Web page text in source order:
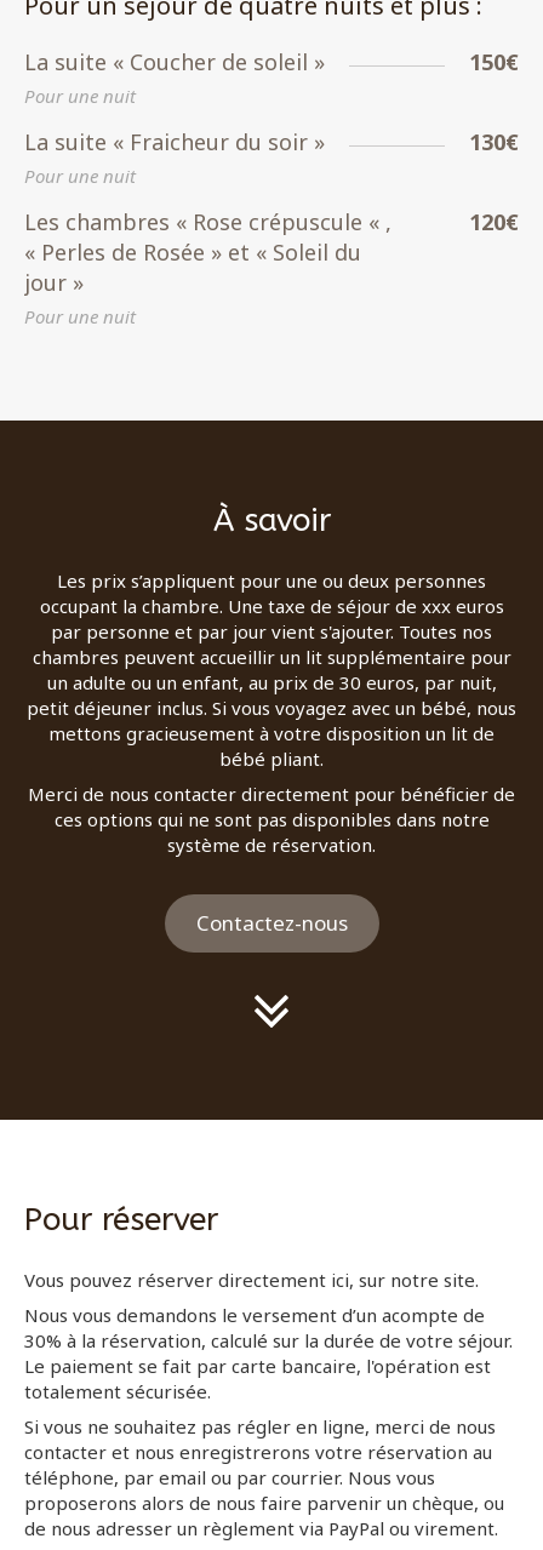
150€
La suite « Coucher de soleil »
Pour une nuit
130€
La suite « Fraicheur du soir »
Pour une nuit
120€
Les chambres « Rose crépuscule « ,
« Perles de Rosée » et « Soleil du
jour »
Pour une nuit
À savoir
Les prix s’appliquent pour une ou deux personnes
occupant la chambre. Une taxe de séjour de xxx euros
par personne et par jour vient s'ajouter. Toutes nos
chambres peuvent accueillir un lit supplémentaire pour
un adulte ou un enfant, au prix de 30 euros, par nuit,
petit déjeuner inclus. Si vous voyagez avec un bébé, nous
mettons gracieusement à votre disposition un lit de
bébé pliant.
Merci de nous contacter directement pour bénéficier de
ces options qui ne sont pas disponibles dans notre
système de réservation.
Contactez-nous
Pour réserver
Vous pouvez réserver directement ici, sur notre site.
Nous vous demandons le versement d’un acompte de
30% à la réservation, calculé sur la durée de votre séjour.
Le paiement se fait par carte bancaire, l'opération est
totalement sécurisée.
Si vous ne souhaitez pas régler en ligne, merci de nous
contacter et nous enregistrerons votre réservation au
téléphone, par email ou par courrier. Nous vous
proposerons alors de nous faire parvenir un chèque, ou
de nous adresser un règlement via PayPal ou virement.